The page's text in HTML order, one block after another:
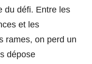
du défi. Entre les
et les
rames, on perd un
dépose